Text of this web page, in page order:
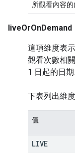
所觀看內容的
liveOrOnDemand
這項維度表
觀看次數相
1 日起的日期
下表列出維度
值
LIVE